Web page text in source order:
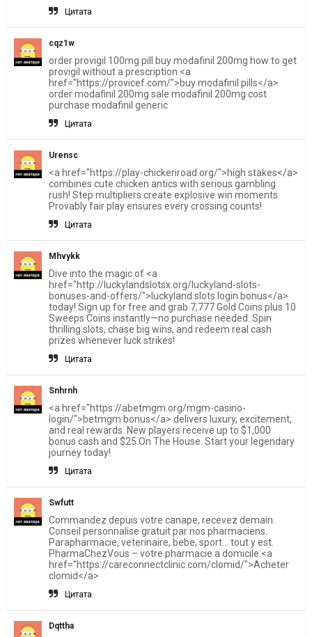
Цитата
cqz1w
order provigil 100mg pill buy modafinil 200mg how to get
provigil without a prescription <a
href="https://provicef.com/">buy modafinil pills</a>
order modafinil 200mg sale modafinil 200mg cost
purchase modafinil generic
Цитата
Urensc
<a href="https://play-chickenroad.org/">high stakes</a>
combines cute chicken antics with serious gambling
rush! Step multipliers create explosive win moments.
Provably fair play ensures every crossing counts!
Цитата
Mhvykk
Dive into the magic of <a
href="http://luckylandslotsx.org/luckyland-slots-
bonuses-and-offers/">luckyland slots login bonus</a>
today! Sign up for free and grab 7,777 Gold Coins plus 10
Sweeps Coins instantly—no purchase needed. Spin
thrilling slots, chase big wins, and redeem real cash
prizes whenever luck strikes!
Цитата
Snhrnh
<a href="https://abetmgm.org/mgm-casino-
login/">betmgm bonus</a> delivers luxury, excitement,
and real rewards. New players receive up to $1,000
bonus cash and $25 On The House. Start your legendary
journey today!
Цитата
Swfutt
Commandez depuis votre canape, recevez demain.
Conseil personnalise gratuit par nos pharmaciens.
Parapharmacie, veterinaire, bebe, sport… tout y est.
PharmaChezVous – votre pharmacie a domicile.<a
href="https://careconnectclinic.com/clomid/">Acheter
clomid</a>
Цитата
Dqttha